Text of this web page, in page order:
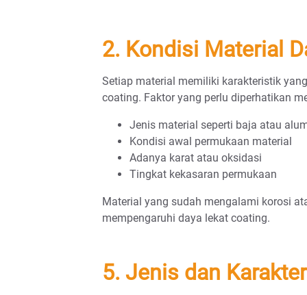
2. Kondisi Material
Setiap material memiliki karakteristik
coating. Faktor yang perlu diperhatikan
Jenis material seperti baja atau
Kondisi awal permukaan material
Adanya karat atau oksidasi
Tingkat kekasaran permukaan
Material yang sudah mengalami korosi
mempengaruhi daya lekat coating.
5. Jenis dan